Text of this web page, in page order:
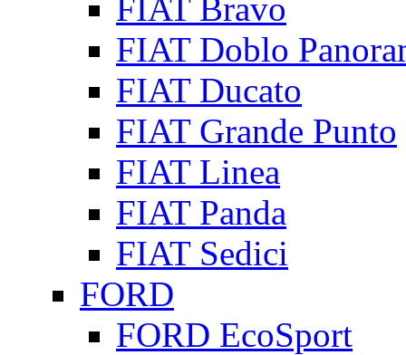
FIAT Bravo
FIAT Doblo
FIAT Ducato
FIAT Grande Punto
FIAT Linea
FIAT Panda
FIAT Sedici
FORD
FORD EcoSport